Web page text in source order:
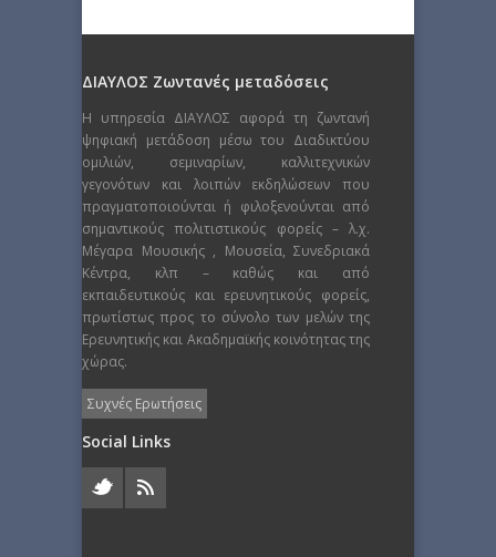
ΔΙΑΥΛΟΣ Ζωντανές μεταδόσεις
Η υπηρεσία ΔΙΑΥΛΟΣ αφορά τη ζωντανή
ψηφιακή μετάδοση μέσω του Διαδικτύου
ομιλιών, σεμιναρίων, καλλιτεχνικών
γεγονότων και λοιπών εκδηλώσεων που
πραγματοποιούνται ή φιλοξενούνται από
σημαντικούς πολιτιστικούς φορείς – λ.χ.
Μέγαρα Μουσικής , Μουσεία, Συνεδριακά
Κέντρα, κλπ – καθώς και από
εκπαιδευτικούς και ερευνητικούς φορείς,
πρωτίστως προς το σύνολο των μελών της
Ερευνητικής και Ακαδημαϊκής κοινότητας της
χώρας.
Συχνές Ερωτήσεις
Social Links